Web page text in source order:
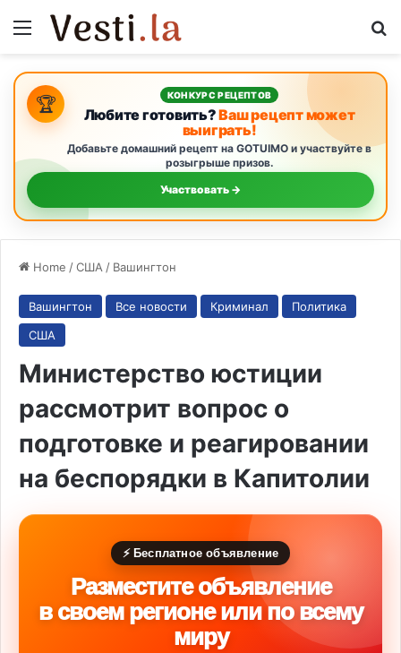
Menu
🏆 КОНКУРС РЕЦЕПТОВ
Любите готовить?Ваш рецепт может
выиграть!
Добавьте домашний рецепт на GOTUIMO и участвуйте в
розыгрыше призов.
Участвовать →
Home /США / Вашингтон
Вашингтон Все новости Криминал
Политика
США
Министерство юстиции
рассмотрит вопрос о
подготовке и реагировании
на беспорядки в Капитолии
⚡ Бесплатное объявление
Разместите объявление
в своем регионе или по всему
миру